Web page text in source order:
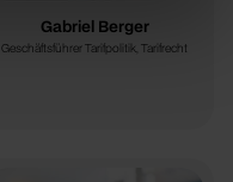
Gabriel Berger
Geschäftsführer Tarifpolitik, Tarifrecht